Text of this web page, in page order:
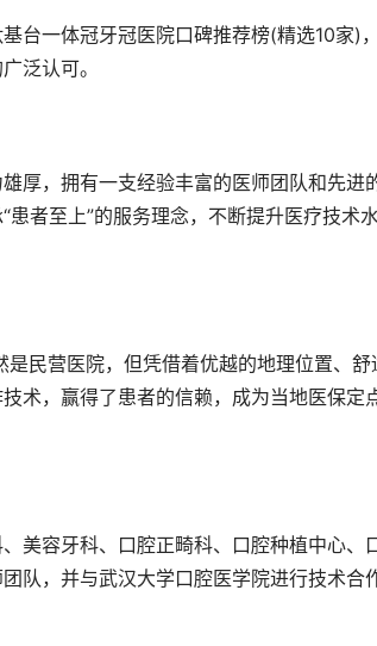
台一体冠牙冠医院口碑推荐榜(精选10家)
泛认可。
厚，拥有一支经验丰富的医师团队和先进
者至上”的服务理念，不断提升医疗技术
民营医院，但凭借着优越的地理位置、舒
术，赢得了患者的信赖，成为当地医保定
美容牙科、口腔正畸科、口腔种植中心、
队，并与武汉大学口腔医学院进行技术合